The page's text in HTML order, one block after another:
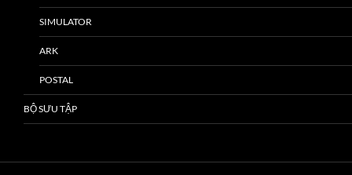
SIMULATOR
ARK
POSTAL
BỘ SƯU TẬP